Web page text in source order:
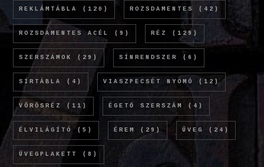
REKLÁMTÁBLA (120) ROZSDAMENTES (42)
ROZSDAMENTES ACÉL (9) RÉZ (129)
SZERSZÁMOK (29) SÍNRENDSZER (6)
SÍRTÁBLA (4) VIASZPECSÉT NYOMÓ (12)
VÖRÖSRÉZ (11) ÉGETŐ SZERSZÁM (4)
ÉLVILÁGÍTÓ (5) ÉREM (29) ÜVEG (24)
ÜVEGPLAKETT (8)